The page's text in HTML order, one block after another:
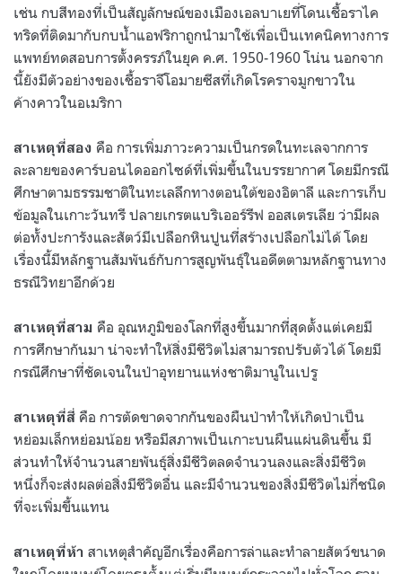
เช่น กบสีทองที่เป็นสัญลักษณ์ของเมืองเอลบาเยที่โดนเชื้อราไค
ทริดที่ติดมากับกบน้ำแอฟริกาถูกนำมาใช้เพื่อเป็นเทคนิคทางการ
แพทย์ทดสอบการตั้งครรภ์ในยุค ค.ศ. 1950-1960 โน่น นอกจาก
นี้ยังมีตัวอย่างของเชื้อราจีโอมายซีสที่เกิดโรคราจมูกขาวใน
ค้างคาวในอเมริกา
สาเหตุที่สอง คือ การเพิ่มภาวะความเป็นกรดในทะเลจากการ
ละลายของคาร์บอนไดออกไซด์ที่เพิ่มขึ้นในบรรยากาศ โดยมีกรณี
ศึกษาตามธรรมชาติในทะเลลึกทางตอนใต้ของอิตาลี และการเก็บ
ข้อมูลในเกาะวันทรี ปลายเกรตแบริเออร์รีฟ ออสเตรเลีย ว่ามีผล
ต่อทั้งปะการังและสัตว์มีเปลือกหินปูนที่สร้างเปลือกไม่ได้ โดย
เรื่องนี้มีหลักฐานสัมพันธ์กับการสูญพันธุ์ในอดีตตามหลักฐานทาง
ธรณีวิทยาอีกด้วย
สาเหตุที่สาม คือ อุณหภูมิของโลกที่สูงขึ้นมากที่สุดตั้งแต่เคยมี
การศึกษากันมา น่าจะทำให้สิ่งมีชีวิตไม่สามารถปรับตัวได้ โดยมี
กรณีศึกษาที่ชัดเจนในป่าอุทยานแห่งชาติมานูในเปรู
สาเหตุที่สี่ คือ การตัดขาดจากกันของผืนป่าทำให้เกิดป่าเป็น
หย่อมเล็กหย่อมน้อย หรือมีสภาพเป็นเกาะบนผืนแผ่นดินขึ้น มี
ส่วนทำให้จำนวนสายพันธุ์สิ่งมีชีวิตลดจำนวนลงและสิ่งมีชีวิต
หนึ่งก็จะส่งผลต่อสิ่งมีชีวิตอื่น และมีจำนวนของสิ่งมีชีวิตไม่กี่ชนิด
ที่จะเพิ่มขึ้นแทน
สาเหตุที่ห้า สาเหตุสำคัญอีกเรื่องคือการล่าและทำลายสัตว์ขนาด